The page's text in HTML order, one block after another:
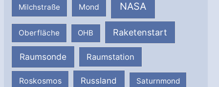
Milchstraße Mond NASA
Oberfläche OHB Raketenstart
Raumsonde Raumstation
Roskosmos Russland Saturnmond